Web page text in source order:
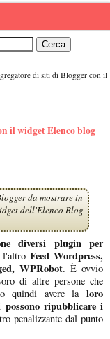
di siti di Blogger con il
il widget Elenco blog
da mostrare in
dell'Elenco Blog
diversi plugin per
Feed Wordpress,
WPRobot. È ovvio
di altre persone che
quindi avere laloro
possono ripubblicare i
penalizzante dal punto